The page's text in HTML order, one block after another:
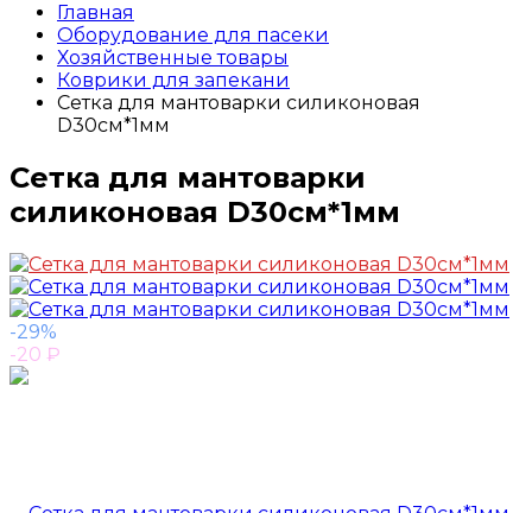
Главная
Оборудование для пасеки
Хозяйственные товары
Коврики для запекани
Сетка для мантоварки силиконовая
D30см*1мм
Сетка для мантоварки
силиконовая D30см*1мм
-29%
-20 ₽